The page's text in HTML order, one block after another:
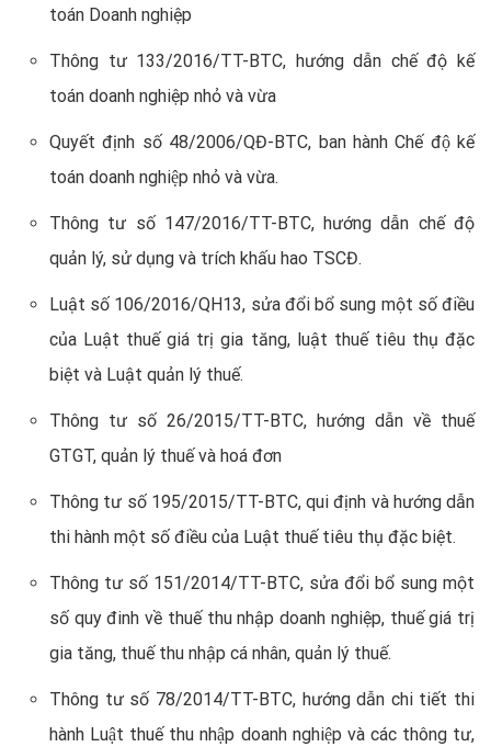
toán Doanh nghiệp
Thông tư 133/2016/TT-BTC, hướng dẫn chế độ kế
toán doanh nghiệp nhỏ và vừa
Quyết định số 48/2006/QĐ-BTC, ban hành Chế độ kế
toán doanh nghiệp nhỏ và vừa.
Thông tư số 147/2016/TT-BTC, hướng dẫn chế độ
quản lý, sử dụng và trích khấu hao TSCĐ.
Luật số 106/2016/QH13, sửa đổi bổ sung một số điều
của Luật thuế giá trị gia tăng, luật thuế tiêu thụ đặc
biệt và Luật quản lý thuế.
Thông tư số 26/2015/TT-BTC, hướng dẫn về thuế
GTGT, quản lý thuế và hoá đơn
Thông tư số 195/2015/TT-BTC, qui định và hướng dẫn
thi hành một số điều của Luật thuế tiêu thụ đặc biệt.
Thông tư số 151/2014/TT-BTC, sửa đổi bổ sung một
số quy đinh về thuế thu nhập doanh nghiệp, thuế giá trị
gia tăng, thuế thu nhập cá nhân, quản lý thuế.
Thông tư số 78/2014/TT-BTC, hướng dẫn chi tiết thi
hành Luật thuế thu nhập doanh nghiệp và các thông tư,